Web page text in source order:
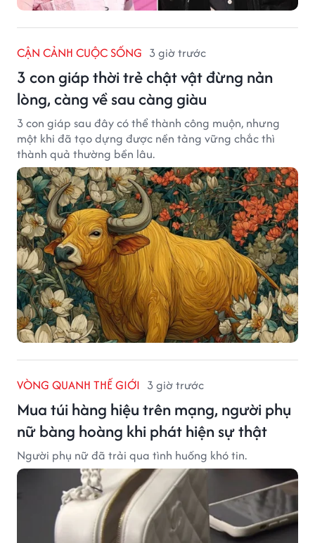
CẬN CẢNH CUỘC SỐNG 3 giờ trước
3 con giáp thời trẻ chật vật đừng nản
lòng, càng về sau càng giàu
3 con giáp sau đây có thể thành công muộn, nhưng
một khi đã tạo dựng được nền tảng vững chắc thì
thành quả thường bền lâu.
VÒNG QUANH THẾ GIỚI 3 giờ trước
Mua túi hàng hiệu trên mạng, người phụ
nữ bàng hoàng khi phát hiện sự thật
Người phụ nữ đã trải qua tình huống khó tin.